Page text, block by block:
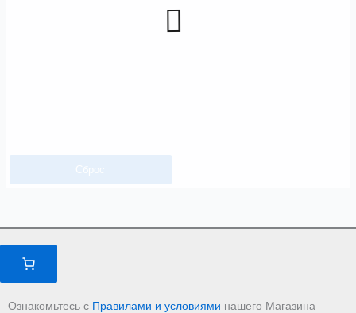
Сброс
Ознакомьтесь с Правилами и условиями нашего Магазина